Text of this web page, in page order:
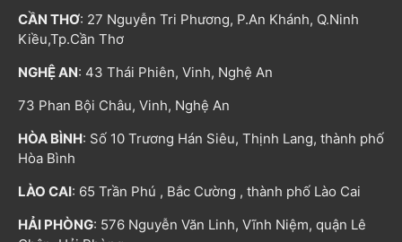
CẦN THƠ: 27 Nguyễn Tri Phương, P.An Khánh, Q.Ninh
Kiều,Tp.Cần Thơ
NGHỆ AN: 43 Thái Phiên, Vinh, Nghệ An
73 Phan Bội Châu, Vinh, Nghệ An
HÒA BÌNH: Số 10 Trương Hán Siêu, Thịnh Lang, thành phố
Hòa Bình
LÀO CAI: 65 Trần Phú , Bắc Cường , thành phố Lào Cai
HẢI PHÒNG: 576 Nguyễn Văn Linh, Vĩnh Niệm, quận Lê